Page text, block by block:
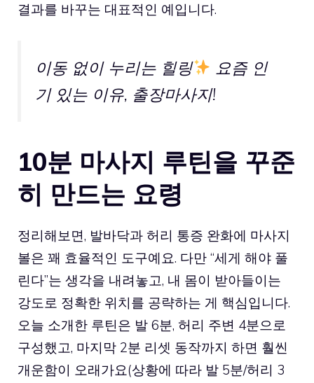
결과를 바꾸는 대표적인 예입니다.
이동 없이 누리는 힐링
요즘 인
기 있는 이유, 출장마사지!
10분 마사지 루틴을 꾸준
히 만드는 요령
정리해보면, 발바닥과 허리 통증 완화에 마사지
볼은 꽤 효율적인 도구예요. 다만 “세게 해야 풀
린다”는 생각을 내려놓고, 내 몸이 받아들이는
강도로 정확한 위치를 공략하는 게 핵심입니다.
오늘 소개한 루틴은 발 6분, 허리 주변 4분으로
구성했고, 마지막 2분 리셋 동작까지 하면 훨씬
개운함이 오래가요(상황에 따라 발 5분/허리 3